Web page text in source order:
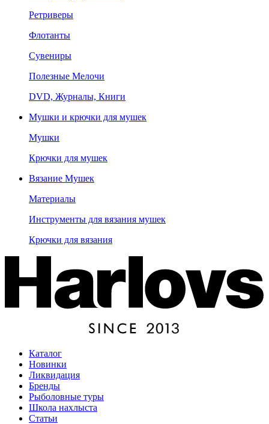
Ретриверы
Флотанты
Сувениры
Полезные Мелочи
DVD, Журналы, Книги
Мушки и крючки для мушек
Мушки
Крючки для мушек
Вязание Мушек
Материалы
Инструменты для вязания мушек
Крючки для вязания
Каталог
Новинки
Ликвидация
Бренды
Рыболовные туры
Школа нахлыста
Статьи